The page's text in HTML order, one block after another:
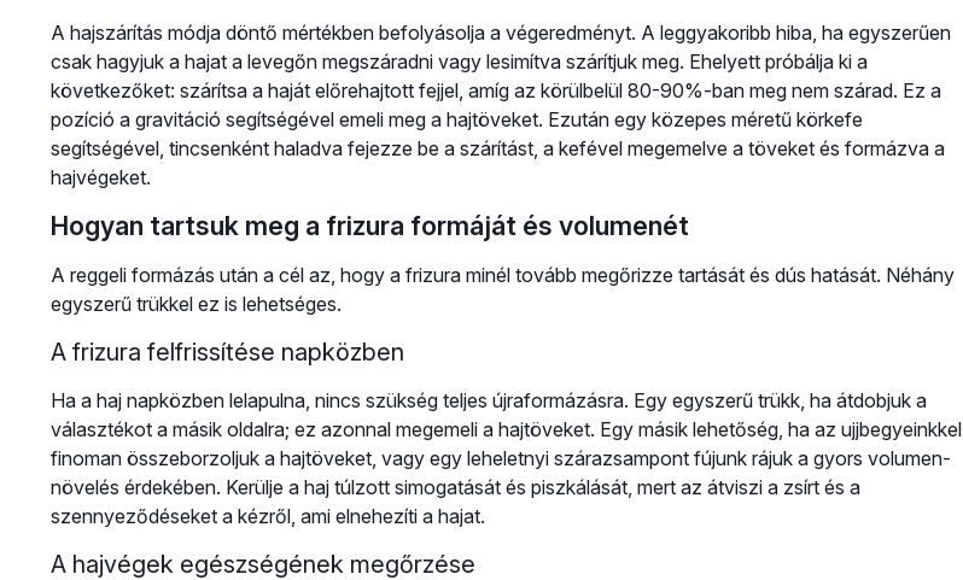
A hajszárítás módja döntő mértékben befolyásolja a végeredményt. A leggyakoribb hiba, ha egyszerűen
csak hagyjuk a hajat a levegőn megszáradni vagy lesimítva szárítjuk meg. Ehelyett próbálja ki a
következőket: szárítsa a haját előrehajtott fejjel, amíg az körülbelül 80-90%-ban meg nem szárad. Ez a
pozíció a gravitáció segítségével emeli meg a hajtöveket. Ezután egy közepes méretű körkefe
segítségével, tincsenként haladva fejezze be a szárítást, a kefével megemelve a töveket és formázva a
hajvégeket.
Hogyan tartsuk meg a frizura formáját és volumenét
A reggeli formázás után a cél az, hogy a frizura minél tovább megőrizze tartását és dús hatását. Néhány
egyszerű trükkel ez is lehetséges.
A frizura felfrissítése napközben
Ha a haj napközben lelapulna, nincs szükség teljes újraformázásra. Egy egyszerű trükk, ha átdobjuk a
választékot a másik oldalra; ez azonnal megemeli a hajtöveket. Egy másik lehetőség, ha az ujjbegyeinkkel
finoman összeborzoljuk a hajtöveket, vagy egy leheletnyi szárazsampont fújunk rájuk a gyors volumen-
növelés érdekében. Kerülje a haj túlzott simogatását és piszkálását, mert az átviszi a zsírt és a
szennyeződéseket a kézről, ami elnehezíti a hajat.
A hajvégek egészségének megőrzése